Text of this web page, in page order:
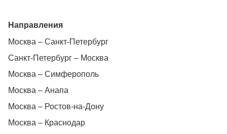
Направления
Москва – Санкт-Петербург
Санкт-Петербург – Москва
Москва – Симферополь
Москва – Анапа
Москва – Ростов-на-Дону
Москва – Краснодар